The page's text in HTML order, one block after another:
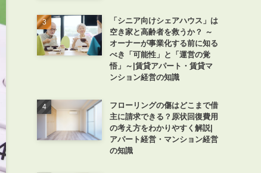
「シニア向けシェアハウス」は
空き家と高齢者を救うか？ ～
オーナーが事業化する前に知る
べき「可能性」と「運営の覚
悟」～|賃貸アパート・賃貸マ
ンション経営の知識
フローリングの傷はどこまで借
主に請求できる？原状回復費用
の考え方をわかりやすく解説|
アパート経営・マンション経営
の知識